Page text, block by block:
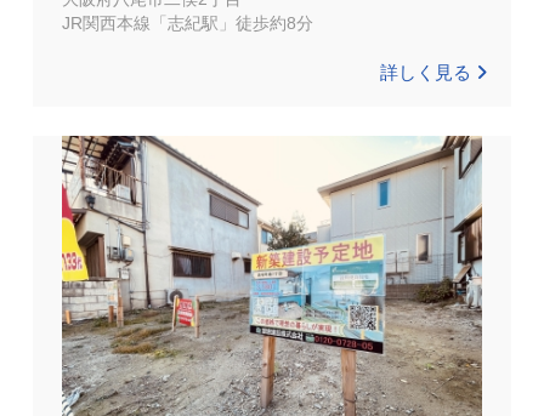
JR関西本線「志紀駅」徒歩約8分
詳しく見る